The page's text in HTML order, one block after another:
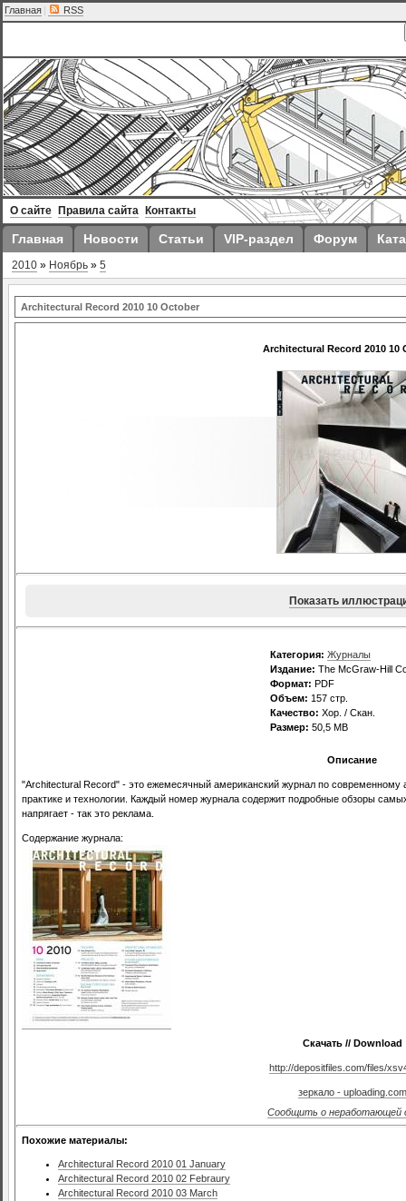
Главная | RSS
О сайте Правила сайта Контакты
Главная Новости Статьи VIP-раздел Форум
2010 » Ноябрь » 5
Architectural Record 2010 10 October
Architectural Record 2010 10
Показать
Категория: Журналы
Издание: The McGraw-Hill
Формат: PDF
Объем: 157 стр.
Качество: Хор. / Скан.
Размер: 50,5 MB
Описание
"Architectural Record" - это ежемесячный американский журнал по современному
практике и технологии. Каждый номер журнала содержит подробные обзоры
напрягает - так это реклама.
Содержание журнала:
Скачать // Download
http://depositfiles.com/files/
зеркало - uploading.com
Сообщить о неработающей
Похожие материалы:
Architectural Record 2010 01 January
Architectural Record 2010 02 Febraury
Architectural Record 2010 03 March